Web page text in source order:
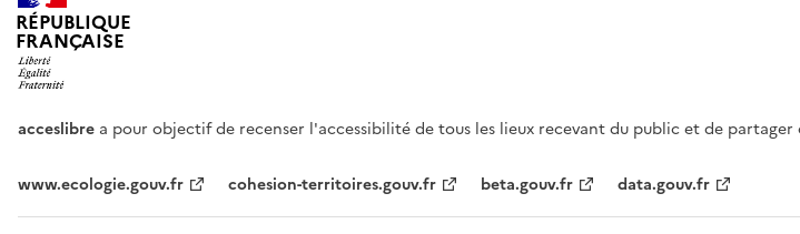
RÉPUBLIQUE
FRANÇAISE
acceslibre a pour objectif de recenser l'accessibilité de tous les lieux recevant du public et de
www.ecologie.gouv.fr cohesion-territoires.gouv.fr beta.gouv.fr data.gouv.fr